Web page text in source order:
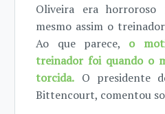
Oliveira era horroroso
mesmo assim o
Ao que parece, o
treinador foi quando o
torcida. O presidente
Bittencourt, comentou